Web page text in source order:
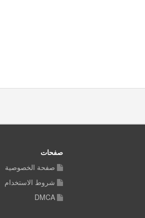
صفحات
صفحة الخصوصية
شروط الاستخدام
DMCA